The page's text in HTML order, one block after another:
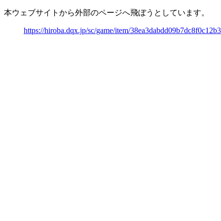
本ウェブサイトから外部のページへ飛ぼうとしています。
https://hiroba.dqx.jp/sc/game/item/